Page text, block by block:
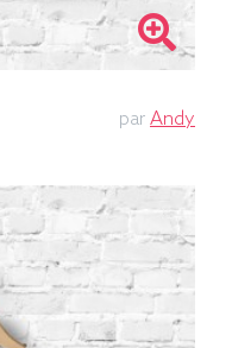
par Andy